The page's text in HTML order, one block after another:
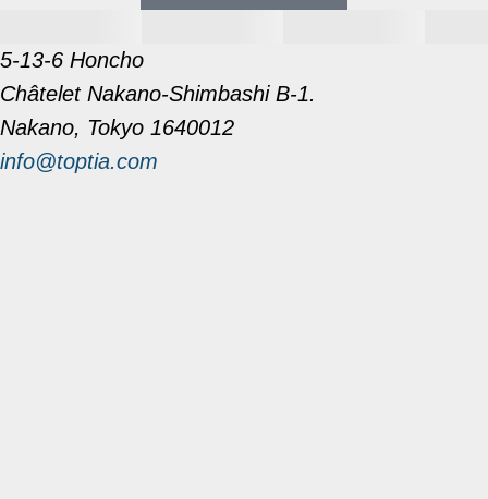
5-13-6 Honcho
Châtelet Nakano-Shimbashi B-1.
Nakano, Tokyo 1640012
info@toptia.com